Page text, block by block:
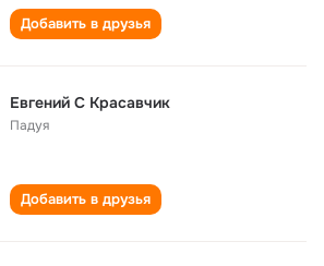
Добавить в друзья
Евгений С Красавчик
Падуя
Добавить в друзья